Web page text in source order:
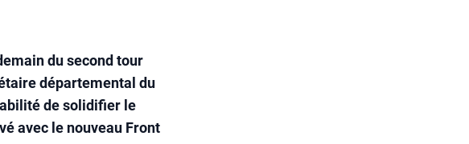
du second tour
départemental du
de solidifier le
avec le nouveau Front